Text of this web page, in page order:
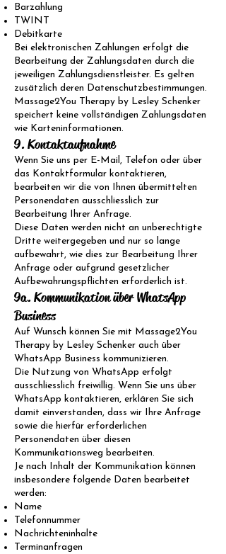
Barzahlung
TWINT
Debitkarte
Bei elektronischen Zahlungen erfolgt die
Bearbeitung der Zahlungsdaten durch die
jeweiligen Zahlungsdienstleister. Es gelten
zusätzlich deren Datenschutzbestimmungen.
Massage2You Therapy by Lesley Schenker
speichert keine vollständigen Zahlungsdaten
wie Karteninformationen.
9. Kontaktaufnahme
Wenn Sie uns per E-Mail, Telefon oder über
das Kontaktformular kontaktieren,
bearbeiten wir die von Ihnen übermittelten
Personendaten ausschliesslich zur
Bearbeitung Ihrer Anfrage.
Diese Daten werden nicht an unberechtigte
Dritte weitergegeben und nur so lange
aufbewahrt, wie dies zur Bearbeitung Ihrer
Anfrage oder aufgrund gesetzlicher
Aufbewahrungspflichten erforderlich ist.
9a. Kommunikation über WhatsApp
Business
Auf Wunsch können Sie mit Massage2You
Therapy by Lesley Schenker auch über
WhatsApp Business kommunizieren.
Die Nutzung von WhatsApp erfolgt
ausschliesslich freiwillig. Wenn Sie uns über
WhatsApp kontaktieren, erklären Sie sich
damit einverstanden, dass wir Ihre Anfrage
sowie die hierfür erforderlichen
Personendaten über diesen
Kommunikationsweg bearbeiten.
Je nach Inhalt der Kommunikation können
insbesondere folgende Daten bearbeitet
werden:
Name
Telefonnummer
Nachrichteninhalte
Terminanfragen